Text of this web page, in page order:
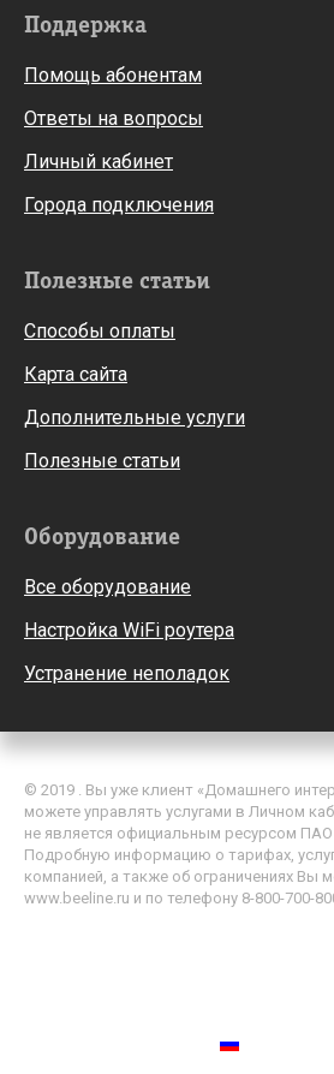
Поддержка
Помощь абонентам
Ответы на вопросы
Личный кабинет
Города подключения
Полезные статьи
Способы оплаты
Карта сайта
Дополнительные услуги
Полезные статьи
Оборудование
Все оборудование
Настройка WiFi роутера
Устранение неполадок
© 2019 . Вы уже клиент «Домашнего
можете управлять услугами в Личном
не является официальным ресурсом
Подробную информацию о тарифах,
компанией, а также об ограничениях Вы
www.beeline.ru и по телефону 8-800-700-